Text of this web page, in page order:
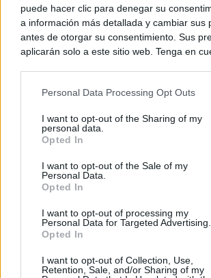
puede hacer clic para denegar su
a información más detallada y cambiar sus
antes de otorgar su consentimiento. Sus
aplicarán solo a este sitio web. Tenga en
rechazar tal procesamiento. Puede cambiar
a este sitio y haciendo clic en el botón
parte inferior de la página web.
Please note that this website/app uses one
services and may gather and store
not limited to your visit or usage behaviour.
use your data for below specified purposes
consent section.
Personal Data Processing Opt Outs
I want to opt-out of the Sharing of my
personal data.
Opted In
I want to opt-out of the Sale of my
Personal Data.
Opted In
I want to opt-out of processing my
Personal Data for Targeted Advertising.
Opted In
I want to opt-out of Collection, Use,
Retention, Sale, and/or Sharing of my
Dónde viajar en 2026
próximo año
Últimas noticias